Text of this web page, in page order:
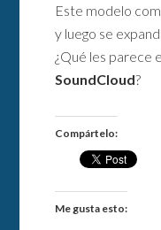
Este modelo
y luego se
¿Qué les parece
SoundCloud?
Compártelo:
Me gusta esto: